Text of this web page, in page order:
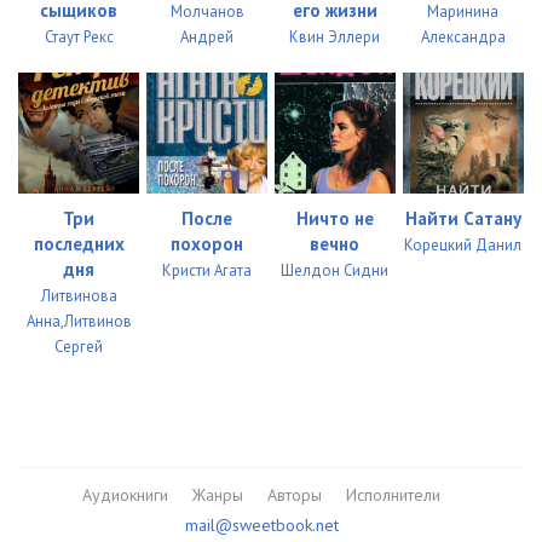
35 05:05
36 05:02
37 05:01
38 05:02
05:03
41
сыщиков
Стаут Рекс
Молчанов
Андрей
его жизни
Квин Эллери
Маринина
Александра
Три
последних
дня
Литвинова
Анна,Литвинов
Сергей
После
похорон
Кристи Агата
Ничто не
вечно
Шелдон Сидни
Найти Сатану
Корецкий Данил
Аудиокниги Жанры Авторы
Исполнители
mail@sweetbook.net